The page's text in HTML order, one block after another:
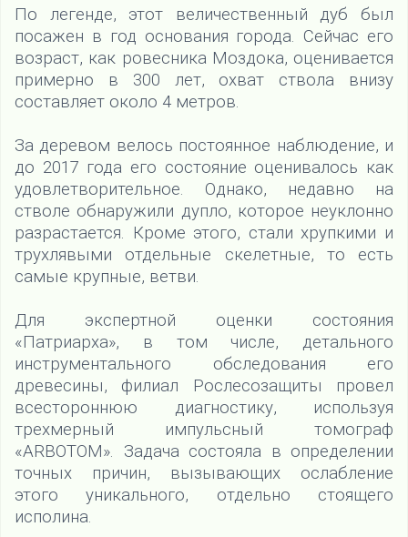
По легенде, этот величественный дуб был
посажен в год основания города. Сейчас его
возраст, как ровесника Моздока, оценивается
примерно в 300 лет, охват ствола внизу
составляет около 4 метров.
За деревом велось постоянное наблюдение, и
до 2017 года его состояние оценивалось как
удовлетворительное. Однако, недавно на
стволе обнаружили дупло, которое неуклонно
разрастается. Кроме этого, стали хрупкими и
трухлявыми отдельные скелетные, то есть
самые крупные, ветви.
Для экспертной оценки состояния
«Патриарха», в том числе, детального
инструментального обследования его
древесины, филиал Рослесозащиты провел
всестороннюю диагностику, используя
трехмерный импульсный томограф
«ARВOTOM». Задача состояла в определении
точных причин, вызывающих ослабление
этого уникального, отдельно стоящего
исполина.